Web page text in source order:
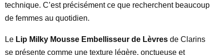
technique. C’est précisément ce que recherchent beaucoup
de femmes au quotidien.
Le Lip Milky Mousse Embellisseur de Lèvres de Clarins
se présente comme une texture légère, onctueuse et